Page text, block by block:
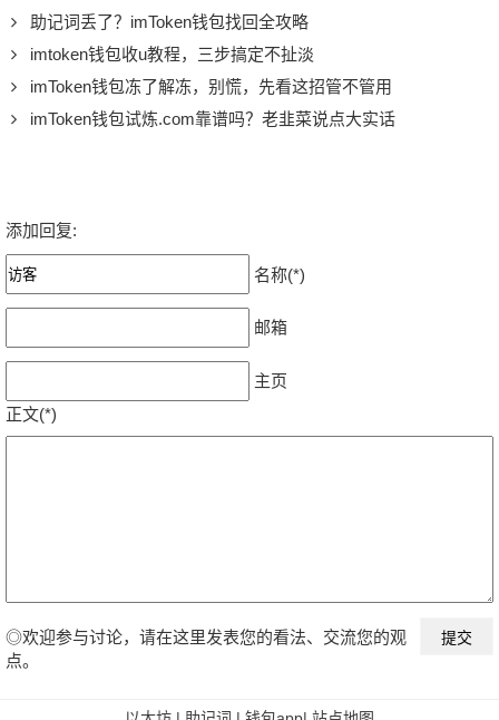
助记词丢了？imToken钱包找回全攻略
imtoken钱包收u教程，三步搞定不扯淡
imToken钱包冻了解冻，别慌，先看这招管不管用
imToken钱包试炼.com靠谱吗？老韭菜说点大实话
添加回复:
名称(*)
邮箱
主页
正文(*)
◎欢迎参与讨论，请在这里发表您的看法、交流您的观
点。